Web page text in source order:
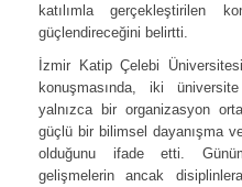
katılımla gerçekleştirilen
güçlendireceğini belirtti.
İzmir Katip Çelebi
konuşmasında, iki
yalnızca bir organizasyon
güçlü bir bilimsel dayanışma
olduğunu ifade etti.
gelişmelerin ancak